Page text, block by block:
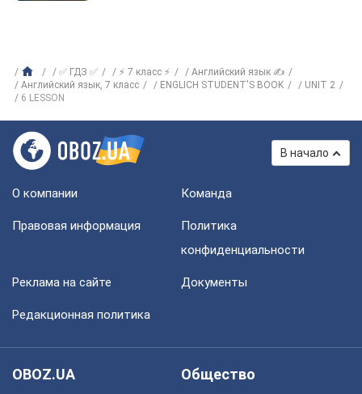
✅ ГДЗ ✅ ⚡ 7 класс ⚡
Английский язык ✍
Английский язык, 7 класс
ENGLICH STUDENT'S BOOK
UNIT 2
6 LESSON
В начало
О компании Команда
Правовая информация
Политика
конфиденциальности
Реклама на сайте Документы
Редакционная политика
OBOZ.UA
Общество